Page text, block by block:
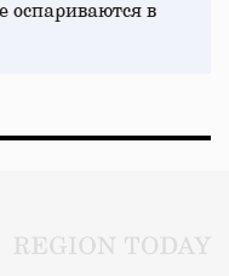
оспариваются в